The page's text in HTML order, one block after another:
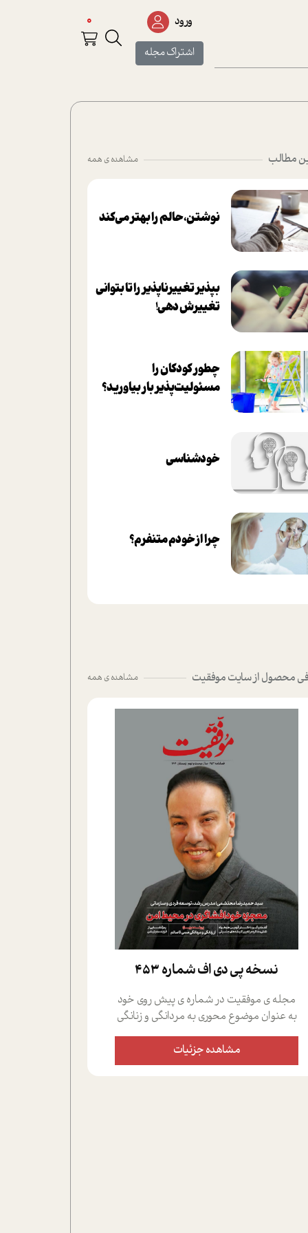
ورود
اشتراک مجله
0
مطالب مشاهده ی همه
نوشتن، حالم را بهتر می‌کند
بپذير تغييرناپذير را تا بتواني
تغييرش دهي!‏
چطور کودکان را
مسئولیت‌پذیر بار بیاورید؟
خودشناسی
چرا از خودم متنفرم؟
محصول از سایت موفقیت مشاهده ی همه
نسخه پي دي اف شماره 453
مجله ی موفقیت در شماره ی پیش روی خود
به عنوان موضوع محوری به مردانگی و زنانگی
سمی پرداخته است؛ علاوه بر این که؛ گفت و
گویی اختصاصی داشته ایم با فردین علیخواه،
جامعه شناس در بخش های مختلف تلاش
مشاهده جزئیات